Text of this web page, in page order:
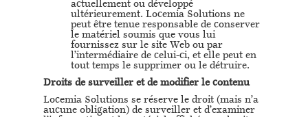
actuellement ou développé
ultérieurement. Locemia Solutions ne
peut être tenue responsable de conserver
le matériel soumis que vous lui
fournissez sur le site Web ou par
l’intermédiaire de celui-ci, et elle peut en
tout temps le supprimer ou le détruire.
Droits de surveiller et de modifier le contenu
Locemia Solutions se réserve le droit (mais n’a
aucune obligation) de surveiller et d’examiner